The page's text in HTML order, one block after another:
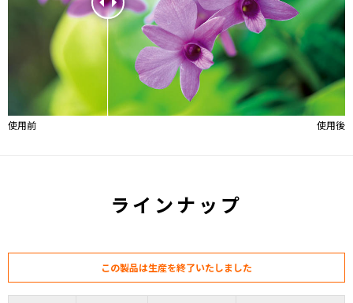
使用前 使用後
ラインナップ
この製品は生産を終了いたしました